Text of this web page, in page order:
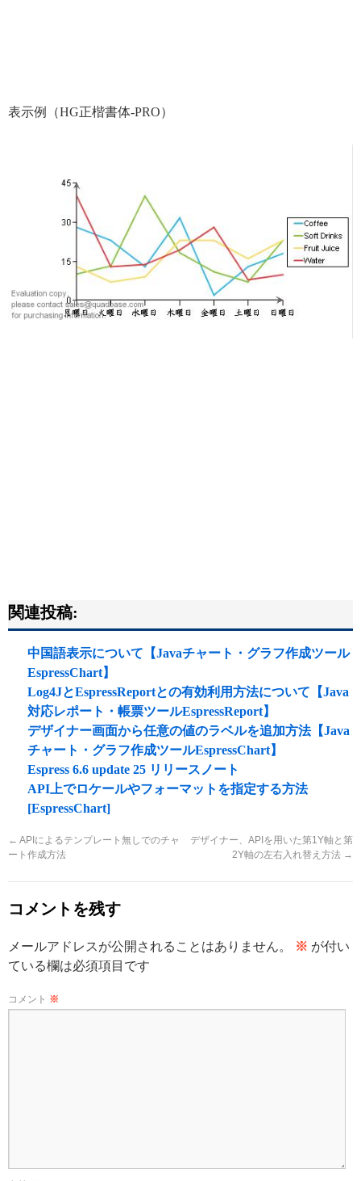
表示例（HG正楷書体-PRO）
関連投稿:
中国語表示について【Javaチャート・グラフ作成ツール
EspressChart】
Log4JとEspressReportとの有効利用方法について【Java
対応レポート・帳票ツールEspressReport】
デザイナー画面から任意の値のラベルを追加方法【Java
チャート・グラフ作成ツールEspressChart】
Espress 6.6 update 25 リリースノート
API上でロケールやフォーマットを指定する方法
[EspressChart]
← APIによるテンプレート無しでのチャ
ート作成方法
デザイナー、APIを用いた第1Y軸と第
2Y軸の左右入れ替え方法 →
コメントを残す
メールアドレスが公開されることはありません。 ※ が付い
ている欄は必須項目です
コメント ※